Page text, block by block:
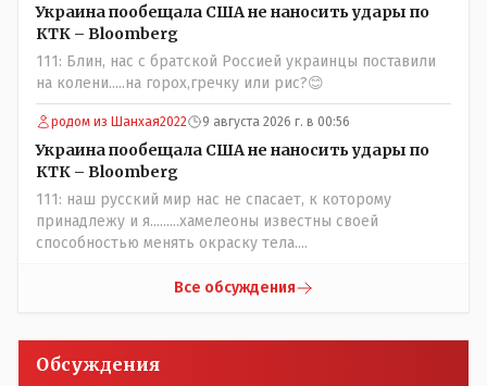
дружащих с школьными курсами предметов, в
частности биологии и математики. Vlad Kostanai: Поэтому
люди и отказываются и я в том числе своих не
прививал.Лично я вам и тем другим людям благодарен.
Добровольные действия направленные на сокращение
частотности появления в популяции соответствующих
комбинаций генов заслуживают благодарности. Мы и
без того основательно загубили нормальный
естественный отбор.
Украина пообещала США не наносить удары по
КТК – Bloomberg
111: Блин, нас с братской Россией украинцы поставили
на колени.....на горох,гречку или рис?😊
родом из Шанхая2022 9 августа 2026 г. в 00:56
Украина пообещала США не наносить удары по
КТК – Bloomberg
111: наш русский мир нас не спасает, к которому
принадлежу и я.........хамелеоны известны своей
способностью менять окраску тела....
Все обсуждения
Обсуждения